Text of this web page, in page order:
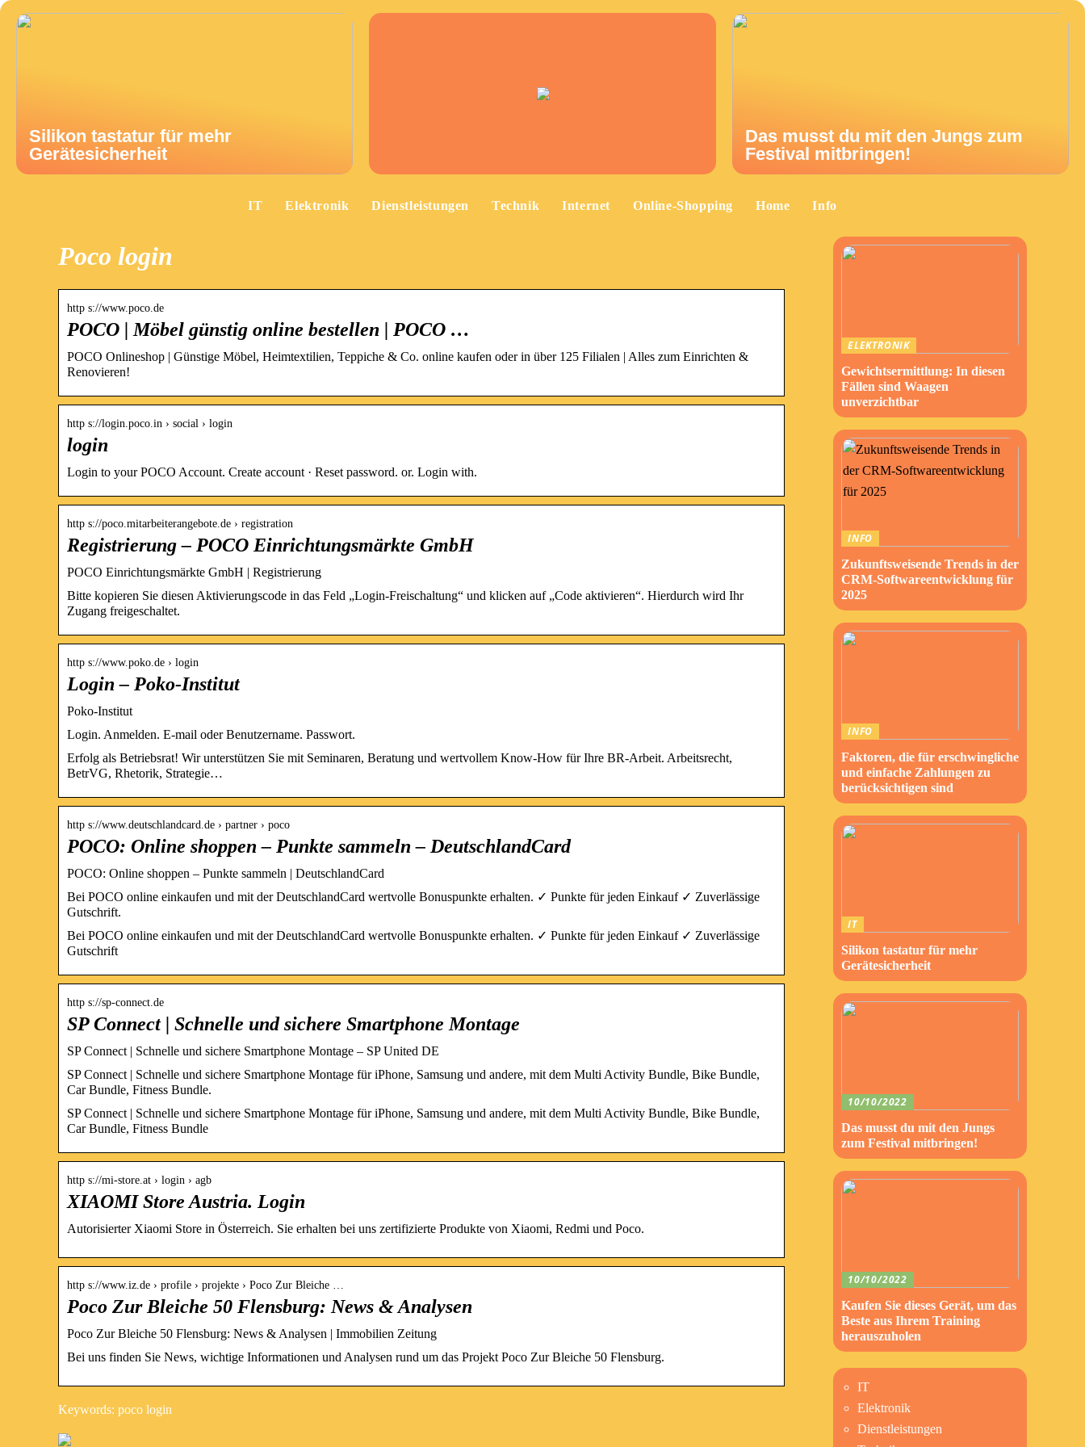
Silikon tastatur für mehr
Gerätesicherheit
Das musst du mit den Jungs zum
Festival mitbringen!
IT Elektronik Dienstleistungen Technik Internet Online-Shopping Home Info
Poco login
http s://www.poco.de
POCO | Möbel günstig online bestellen | POCO …
POCO Onlineshop | Günstige Möbel, Heimtextilien, Teppiche & Co. online kaufen oder in über 125 Filialen | Alles zum Einrichten &
Renovieren!
http s://login.poco.in › social › login
login
Login to your POCO Account. Create account · Reset password. or. Login with.
http s://poco.mitarbeiterangebote.de › registration
Registrierung – POCO Einrichtungsmärkte GmbH
POCO Einrichtungsmärkte GmbH | Registrierung
Bitte kopieren Sie diesen Aktivierungscode in das Feld „Login-Freischaltung“ und klicken auf „Code aktivieren“. Hierdurch wird Ihr
Zugang freigeschaltet.
http s://www.poko.de › login
Login – Poko-Institut
Poko-Institut
Login. Anmelden. E-mail oder Benutzername. Passwort.
Erfolg als Betriebsrat! Wir unterstützen Sie mit Seminaren, Beratung und wertvollem Know-How für Ihre BR-Arbeit. Arbeitsrecht,
BetrVG, Rhetorik, Strategie…
http s://www.deutschlandcard.de › partner › poco
POCO: Online shoppen – Punkte sammeln – DeutschlandCard
POCO: Online shoppen – Punkte sammeln | DeutschlandCard
Bei POCO online einkaufen und mit der DeutschlandCard wertvolle Bonuspunkte erhalten. ✓ Punkte für jeden Einkauf ✓ Zuverlässige
Gutschrift.
Bei POCO online einkaufen und mit der DeutschlandCard wertvolle Bonuspunkte erhalten. ✓ Punkte für jeden Einkauf ✓ Zuverlässige
Gutschrift
http s://sp-connect.de
SP Connect | Schnelle und sichere Smartphone Montage
SP Connect | Schnelle und sichere Smartphone Montage – SP United DE
SP Connect | Schnelle und sichere Smartphone Montage für iPhone, Samsung und andere, mit dem Multi Activity Bundle, Bike Bundle,
Car Bundle, Fitness Bundle.
SP Connect | Schnelle und sichere Smartphone Montage für iPhone, Samsung und andere, mit dem Multi Activity Bundle, Bike Bundle,
Car Bundle, Fitness Bundle
http s://mi-store.at › login › agb
XIAOMI Store Austria. Login
Autorisierter Xiaomi Store in Österreich. Sie erhalten bei uns zertifizierte Produkte von Xiaomi, Redmi und Poco.
http s://www.iz.de › profile › projekte › Poco Zur Bleiche …
Poco Zur Bleiche 50 Flensburg: News & Analysen
Poco Zur Bleiche 50 Flensburg: News & Analysen | Immobilien Zeitung
Bei uns finden Sie News, wichtige Informationen und Analysen rund um das Projekt Poco Zur Bleiche 50 Flensburg.
Keywords: poco login
ELEKTRONIK
Gewichtsermittlung: In diesen
Fällen sind Waagen
unverzichtbar
INFO
Zukunftsweisende Trends in der
CRM-Softwareentwicklung für
2025
INFO
Faktoren, die für erschwingliche
und einfache Zahlungen zu
berücksichtigen sind
IT
Silikon tastatur für mehr
Gerätesicherheit
10/10/2022
Das musst du mit den Jungs
zum Festival mitbringen!
10/10/2022
Kaufen Sie dieses Gerät, um das
Beste aus Ihrem Training
herauszuholen
IT
Elektronik
Dienstleistungen